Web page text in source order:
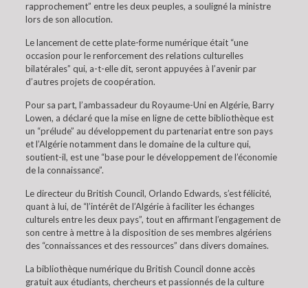
rapprochement” entre les deux peuples, a souligné la ministre
lors de son allocution.
Le lancement de cette plate-forme numérique était “une
occasion pour le renforcement des relations culturelles
bilatérales” qui, a-t-elle dit, seront appuyées à l’avenir par
d’autres projets de coopération.
Pour sa part, l’ambassadeur du Royaume-Uni en Algérie, Barry
Lowen, a déclaré que la mise en ligne de cette bibliothèque est
un “prélude” au développement du partenariat entre son pays
et l’Algérie notamment dans le domaine de la culture qui,
soutient-il, est une “base pour le développement de l’économie
de la connaissance”.
Le directeur du British Council, Orlando Edwards, s’est félicité,
quant à lui, de “l’intérêt de l’Algérie à faciliter les échanges
culturels entre les deux pays”, tout en affirmant l’engagement de
son centre à mettre à la disposition de ses membres algériens
des “connaissances et des ressources” dans divers domaines.
La bibliothèque numérique du British Council donne accès
gratuit aux étudiants, chercheurs et passionnés de la culture